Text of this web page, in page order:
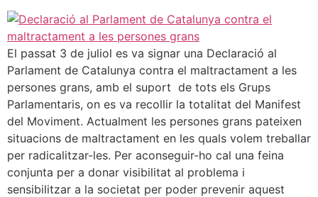
El passat 3 de juliol es va signar una Declaració al
Parlament de Catalunya contra el maltractament a les
persones grans, amb el suport de tots els Grups
Parlamentaris, on es va recollir la totalitat del Manifest
del Moviment. Actualment les persones grans pateixen
situacions de maltractament en les quals volem treballar
per radicalitzar-les. Per aconseguir-ho cal una feina
conjunta per a donar visibilitat al problema i
sensibilitzar a la societat per poder prevenir aquest